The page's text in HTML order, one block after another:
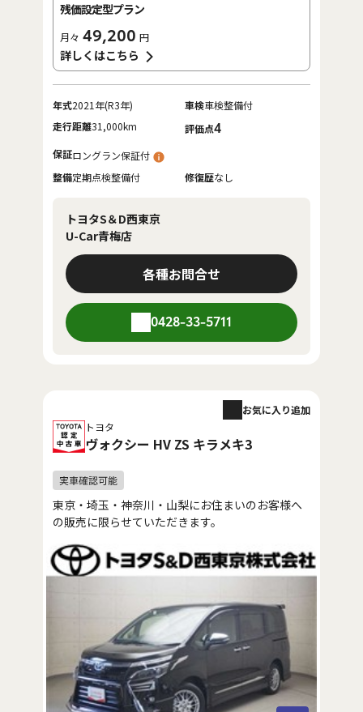
残価設定型プラン
月々 49,200 円
詳しくはこちら
年式2021年(R3年) 車検車検整備付
走行距離31,000km 評価点4
保証ロングラン保証付
整備定期点検整備付 修復歴なし
トヨタS＆D西東京
U-Car青梅店
各種お問合せ
0428-33-5711
トヨタ
ヴォクシー HV ZS キラメキ3
お気に入り追加
東京・埼玉・神奈川・山梨にお住まいのお客様へ
の販売に限らせていただきます。